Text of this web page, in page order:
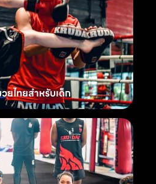
ยไทยสำหรับเด็ก